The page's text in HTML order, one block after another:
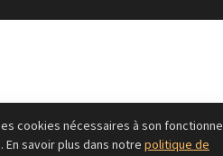
cookies nécessaires à son
savoir plus dans notre politique de